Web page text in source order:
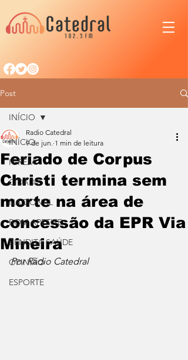
Post
INÍCIO
IGREJA
CIDADE
NACIONAL
BOM APETITE
BENDITA SAÚDE
OPINIÃO
ESPORTE
INÍCIO
Feriado de Corpus
Christi termina sem
morte na área de
concessão da EPR Via
Mineira
Radio Catedral
9 de jun. 1 min de leitura
Por Rádio Catedral